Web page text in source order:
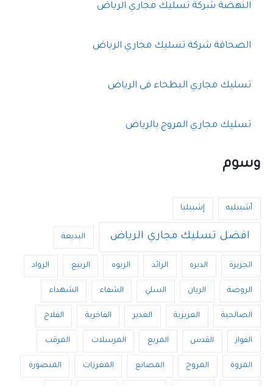
النهضة شركة تسليك مجاري الرياض
الصحافة شركة تسليك مجاري الرياض
تسليك مجاري البطحاء فى الرياض
تسليك مجاري المروج بالرياض
وسوم
أشبيليه إشبيليا
افضل تسليك مجاري الرياض البديعة
الجزيرة الديره الرائد الربوه الربيع الرواد
الروضة الريان السلي الشفاء الشهداء
الصالحية العزيزية الغدير الفاخرية الفلاح
الفواز القدس المربع المرسلات المرقب
المروة المروج المصانع المغرزات المنصورة